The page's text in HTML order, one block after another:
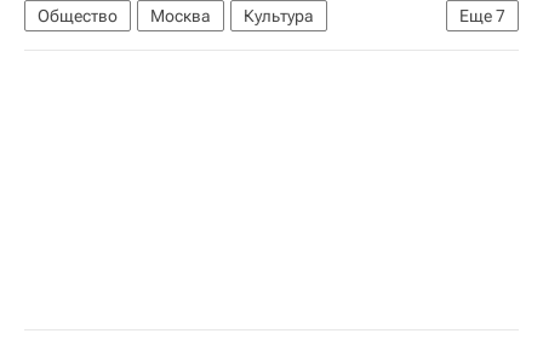
Еще7
Общество Москва
Культура
Жизнь без преград
Центральный ФО